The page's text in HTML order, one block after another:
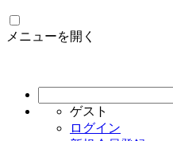
メニューを開く
ゲスト
ログイン